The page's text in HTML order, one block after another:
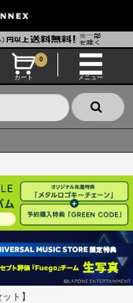
カート
0
メニュー
ト】